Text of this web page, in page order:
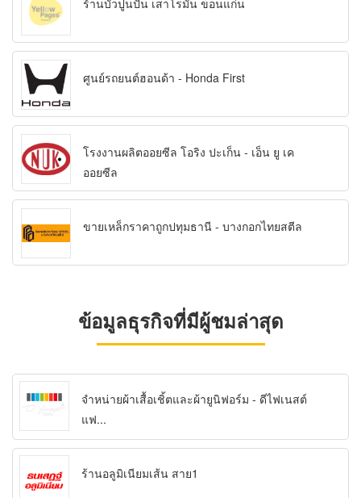
ร้านบัวปูนปั้น เสาโรมัน ขอนแก่น
ศูนย์รถยนต์ฮอนด้า - Honda First
โรงงานผลิตออยซีล โอริง ปะเก็น - เอ็น ยู เค
ออยซีล
ขายเหล็กราคาถูกปทุมธานี - บางกอกไทยสตีล
ข้อมูลธุรกิจที่มีผู้ชมล่าสุด
จำหน่ายผ้าเสื้อเชิ้ตและผ้ายูนิฟอร์ม - ดีไฟเนสต์
แฟ...
ร้านอลูมิเนียมเส้น สาย1